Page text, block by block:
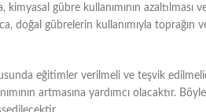
gübre kullanımının azaltılması
doğal gübrelerin kullanımıyla toprağın
eğitimler verilmeli ve teşvik
artmasına yardımcı olacaktır.